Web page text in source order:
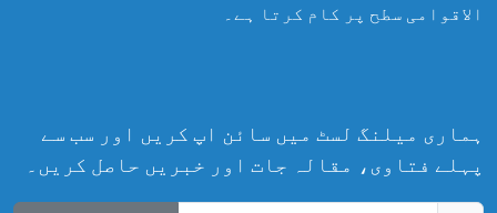
الاقوامی سطح پر کام کرتا ہے۔
ہماری میلنگ لسٹ میں سائن اپ کریں اور سب سے
پہلے فتاوی، مقالہ جات اور خبریں حاصل کریں۔